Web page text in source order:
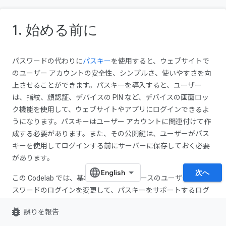
1. 始める前に
パスワードの代わりにパスキーを使用すると、ウェブサイトで
のユーザー アカウントの安全性、シンプルさ、使いやすさを向
上させることができます。パスキーを導入すると、ユーザー
は、指紋、顔認証、デバイスの PIN など、デバイスの画面ロッ
ク機能を使用して、ウェブサイトやアプリにログインできるよ
うになります。パスキーはユーザー アカウントに関連付けて作
成する必要があります。また、その公開鍵は、ユーザーがパス
キーを使用してログインする前にサーバーに保存しておく必要
があります。
この Codelab では、基本的なフォームベースのユーザー名とパ
スワードのログインを変更して、パスキーをサポートするログ
次へ
bug_report 誤りを報告